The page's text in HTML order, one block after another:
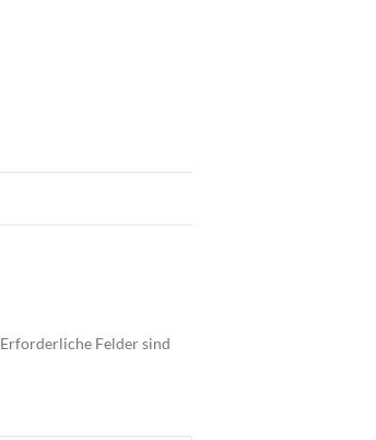
Erforderliche Felder sind